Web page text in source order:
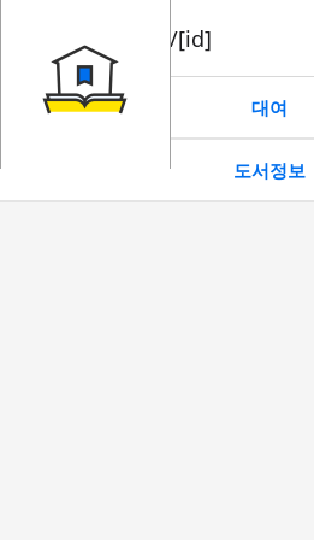
book/rent/[id]
대여
도서정보